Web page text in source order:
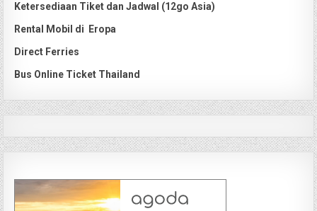
Ketersediaan Tiket dan Jadwal (12go Asia)
Rental Mobil di Eropa
Direct Ferries
Bus Online Ticket Thailand